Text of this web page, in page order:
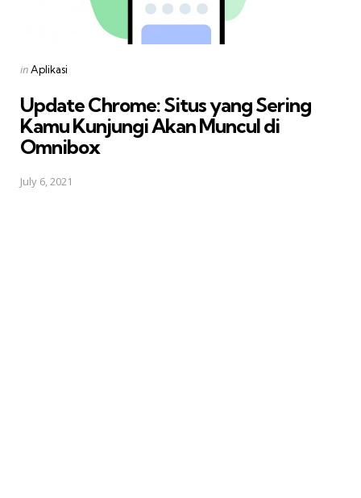
Posted
inAplikasi
Update Chrome: Situs yang Sering
Kamu Kunjungi Akan Muncul di
Omnibox
July 6, 2021